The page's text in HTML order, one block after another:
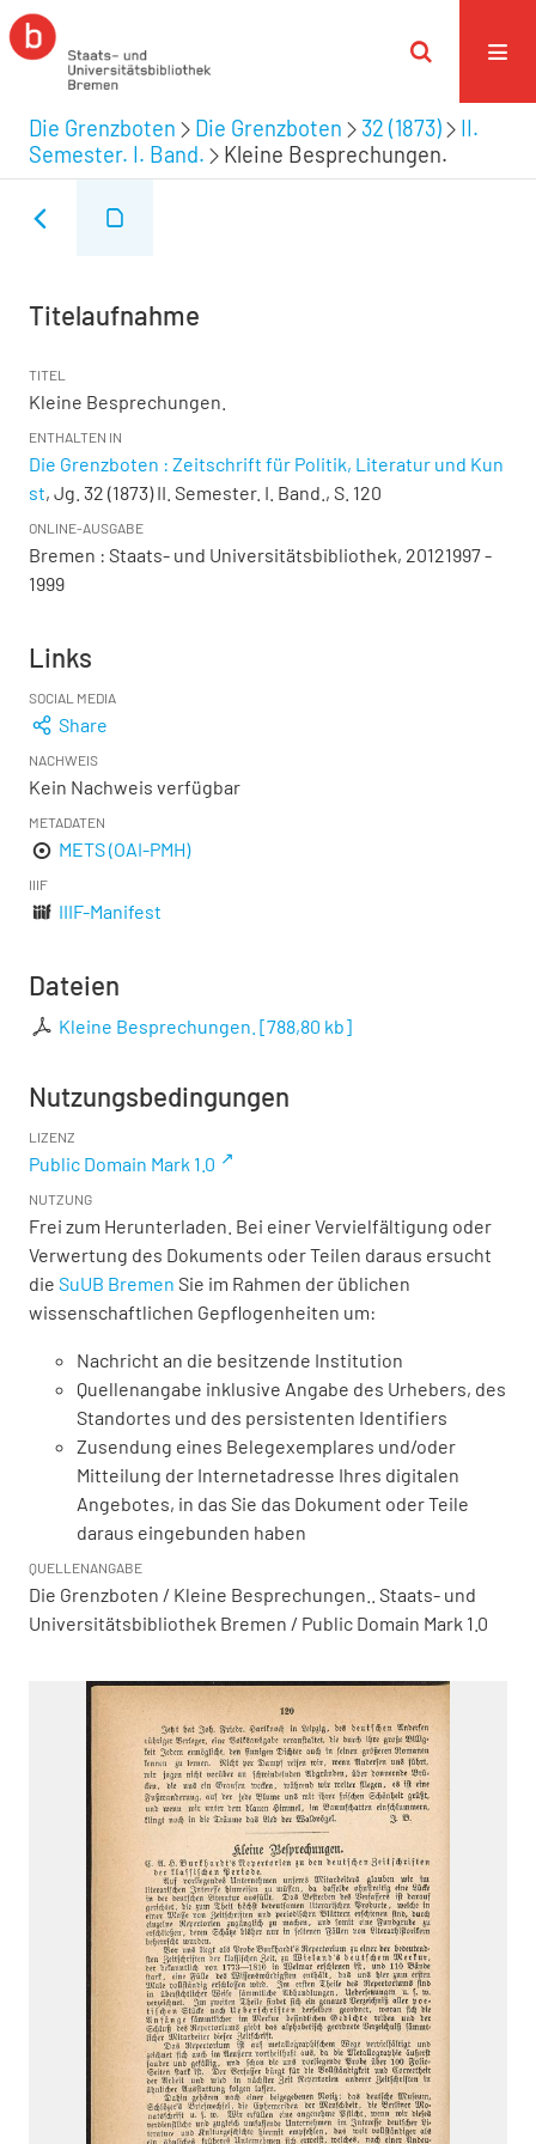
Die Grenzboten Die Grenzboten 32 (1873)
II.
Semester. I. Band.
Kleine Besprechungen.
Titelaufnahme
TITEL
Kleine Besprechungen.
ENTHALTEN IN
Die Grenzboten : Zeitschrift für Politik, Literatur und Kun
st, Jg. 32 (1873) II. Semester. I. Band., S. 120
ONLINE-AUSGABE
Bremen : Staats- und Universitätsbibliothek, 20121997 -
1999
Links
SOCIAL MEDIA
Share
NACHWEIS
Kein Nachweis verfügbar
METADATEN
METS (OAI-PMH)
IIIF
IIIF-Manifest
Dateien
Kleine Besprechungen. [788,80 kb]
Nutzungsbedingungen
LIZENZ
Public Domain Mark 1.0
NUTZUNG
Frei zum Herunterladen. Bei einer Vervielfältigung oder
Verwertung des Dokuments oder Teilen daraus ersucht
die SuUB Bremen Sie im Rahmen der üblichen
wissenschaftlichen Gepflogenheiten um:
Nachricht an die besitzende Institution
Quellenangabe inklusive Angabe des Urhebers, des
Standortes und des persistenten Identifiers
Zusendung eines Belegexemplares und/oder
Mitteilung der Internetadresse Ihres digitalen
Angebotes, in das Sie das Dokument oder Teile
daraus eingebunden haben
QUELLENANGABE
Die Grenzboten / Kleine Besprechungen.. Staats- und
Universitätsbibliothek Bremen / Public Domain Mark 1.0